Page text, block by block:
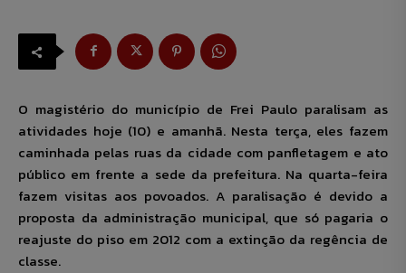
O magistério do município de Frei Paulo paralisam as
atividades hoje (10) e amanhã. Nesta terça, eles fazem
caminhada pelas ruas da cidade com panfletagem e ato
público em frente a sede da prefeitura. Na quarta-feira
fazem visitas aos povoados. A paralisação é devido a
proposta da administração municipal, que só pagaria o
reajuste do piso em 2012 com a extinção da regência de
classe.